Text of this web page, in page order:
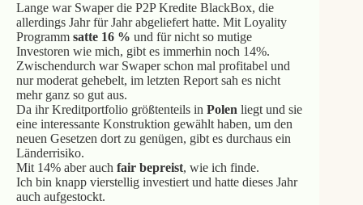
Lange war Swaper die P2P Kredite BlackBox, die
allerdings Jahr für Jahr abgeliefert hatte. Mit Loyality
Programm satte 16 % und für nicht so mutige
Investoren wie mich, gibt es immerhin noch 14%.
Zwischendurch war Swaper schon mal profitabel und
nur moderat gehebelt, im letzten Report sah es nicht
mehr ganz so gut aus.
Da ihr Kreditportfolio größtenteils in Polen liegt und sie
eine interessante Konstruktion gewählt haben, um den
neuen Gesetzen dort zu genügen, gibt es durchaus ein
Länderrisiko.
Mit 14% aber auch fair bepreist, wie ich finde.
Ich bin knapp vierstellig investiert und hatte dieses Jahr
auch aufgestockt.